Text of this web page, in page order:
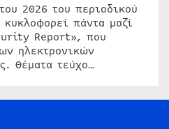
2026 του περιοδικού
πάντα μαζί
Report», που
ηλεκτρονικών
Θέματα τεύχο…